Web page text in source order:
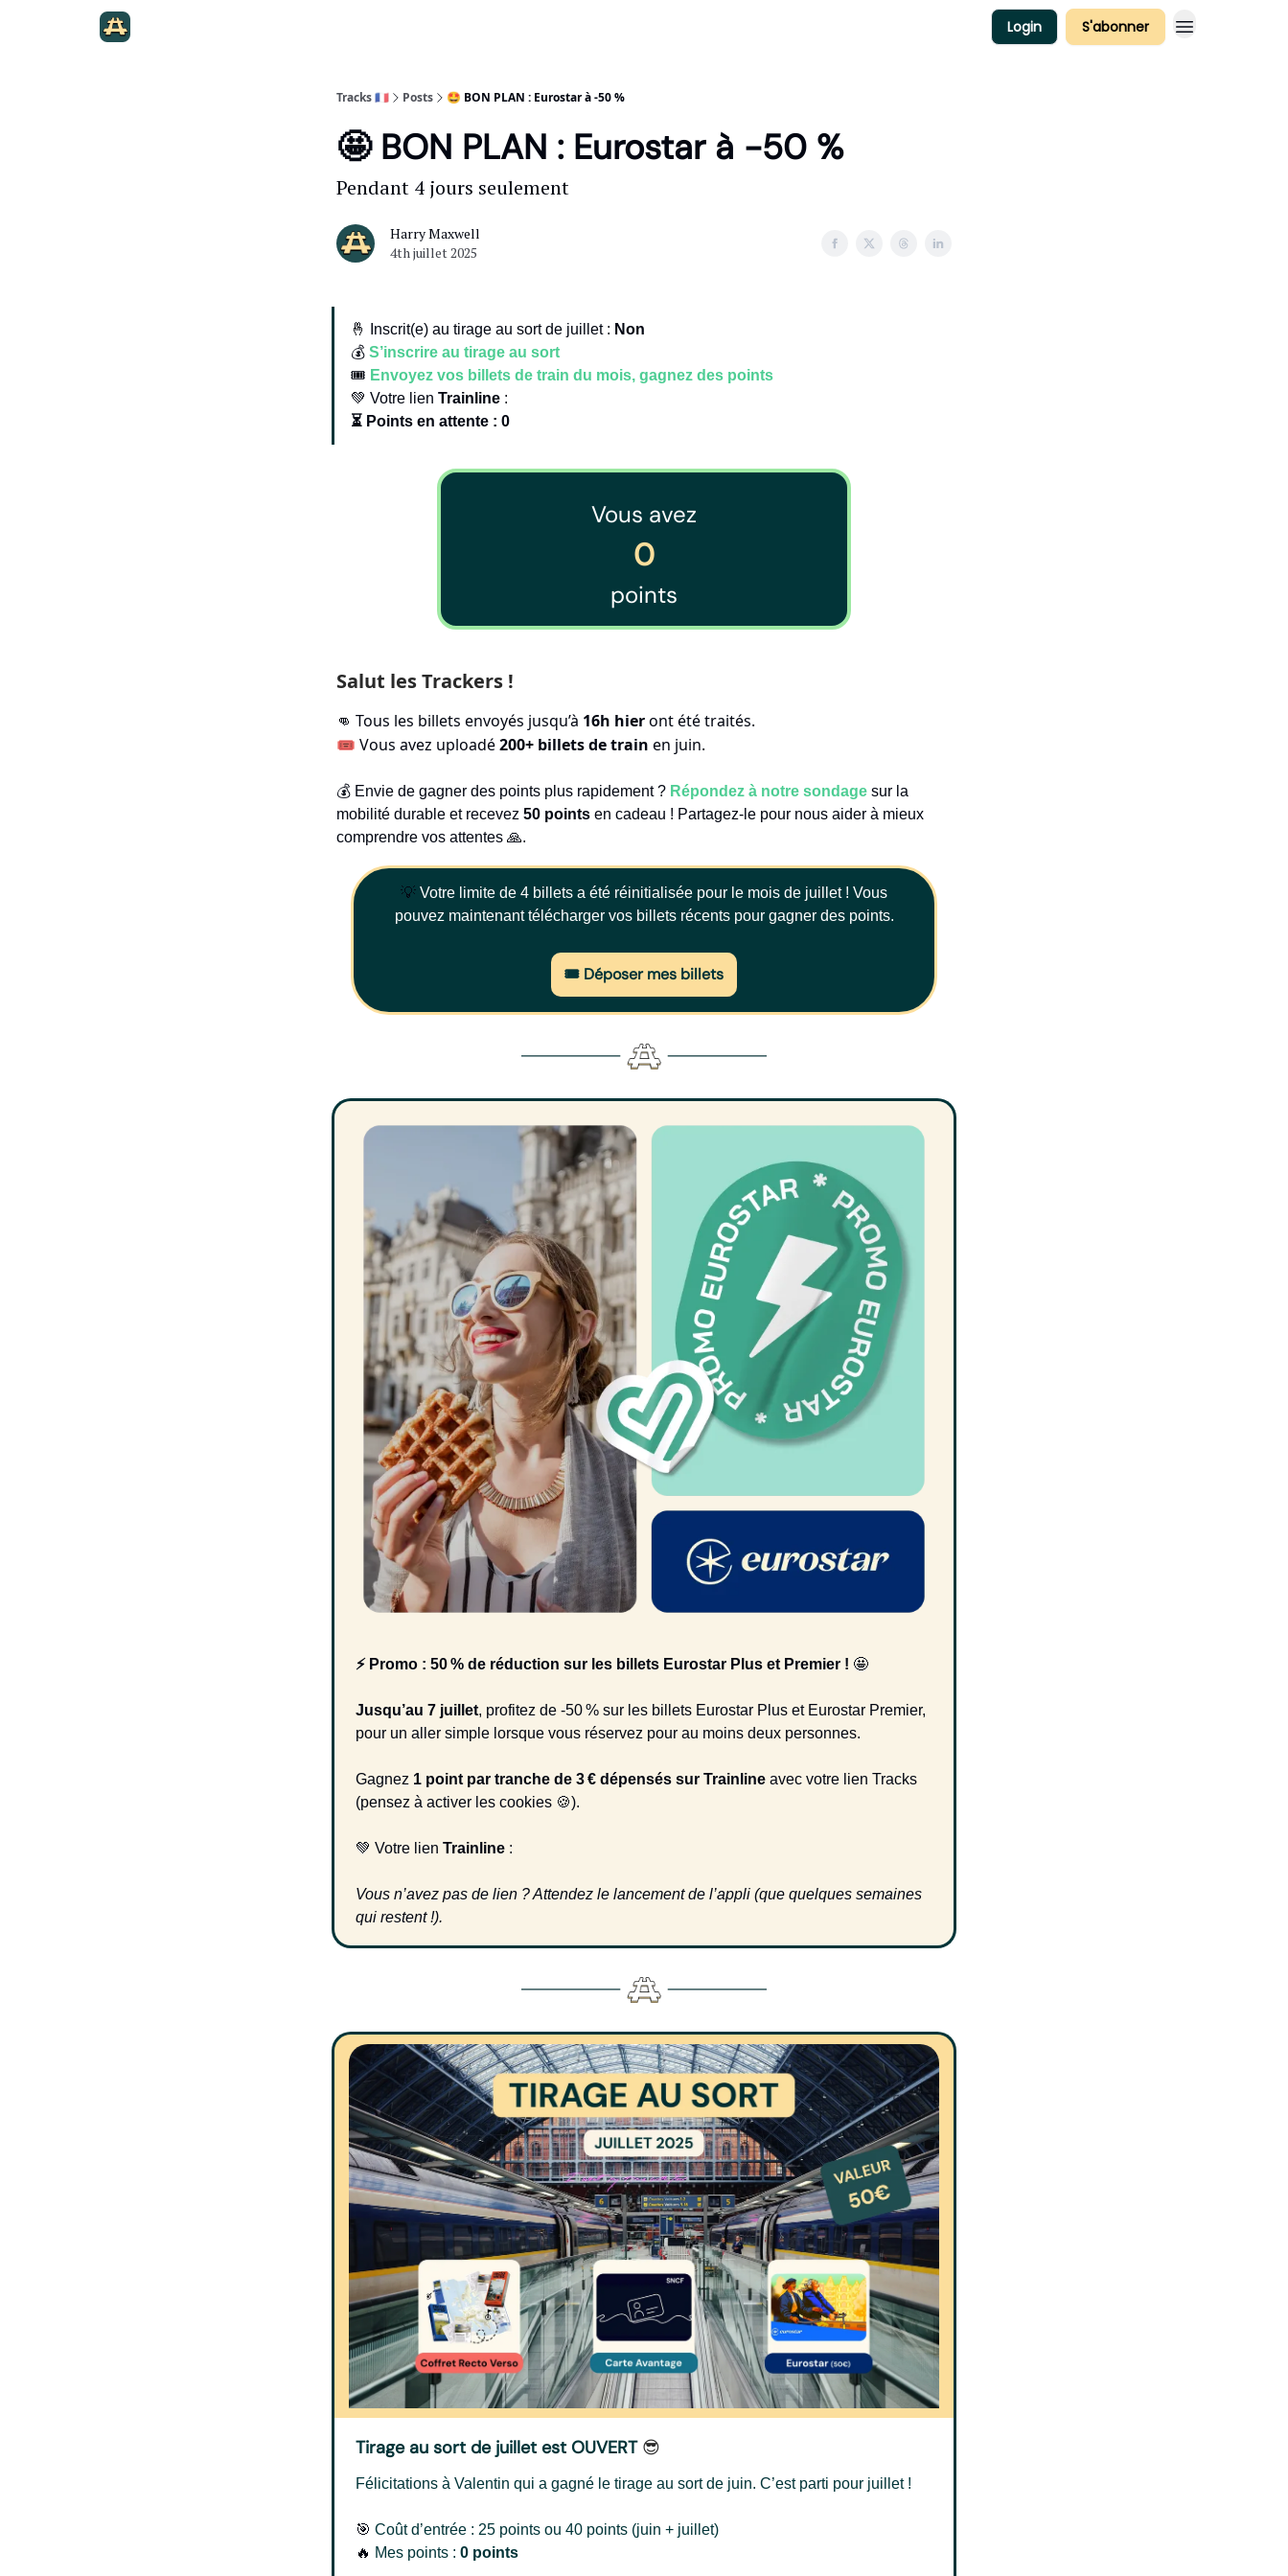
Login S'abonner
Tracks 🇫🇷 Posts 🤩 BON PLAN : Eurostar à -50 %
🤩 BON PLAN : Eurostar à -50 %
Pendant 4 jours seulement
Harry Maxwell
4th juillet 2025
🤞 Inscrit(e) au tirage au sort de juillet : Non
💰 S’inscrire au tirage au sort
🎟️ Envoyez vos billets de train du mois, gagnez des points
💚 Votre lien Trainline :
⏳ Points en attente : 0
Vous avez
0
points
Salut les Trackers !
👊 Tous les billets envoyés jusqu’à 16h hieront été traités.
🎟️ Vous avez uploadé200+ billets de train en juin.
💰 Envie de gagner des points plus rapidement ? Répondez à notre sondage sur la
mobilité durable et recevez 50 points en cadeau ! Partagez-le pour nous aider à mieux
comprendre vos attentes 🙏.
💡 Votre limite de 4 billets a été réinitialisée pour le mois de juillet ! Vous
pouvez maintenant télécharger vos billets récents pour gagner des points.
🎟️ Déposer mes billets
⚡️ Promo : 50 % de réduction sur les billets Eurostar Plus et Premier ! 🤩
Jusqu’au 7 juillet, profitez de -50 % sur les billets Eurostar Plus et Eurostar Premier,
pour un aller simple lorsque vous réservez pour au moins deux personnes.
Gagnez 1 point par tranche de 3 € dépensés sur Trainline avec votre lien Tracks
(pensez à activer les cookies 🍪).
💚 Votre lien Trainline :
Vous n’avez pas de lien ? Attendez le lancement de l’appli (que quelques semaines
qui restent !).
Tirage au sort de juillet est OUVERT 😎
Félicitations à Valentin qui a gagné le tirage au sort de juin. C’est parti pour juillet !
🎯 Coût d’entrée : 25 points ou 40 points (juin + juillet)
🔥 Mes points : 0 points